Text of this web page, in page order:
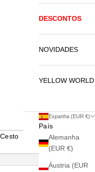
DESCONTOS
NOVIDADES
YELLOW WORLD
Espanha (EUR €)
País
Alemanha
(EUR €)
Áustria (EUR
Cesto